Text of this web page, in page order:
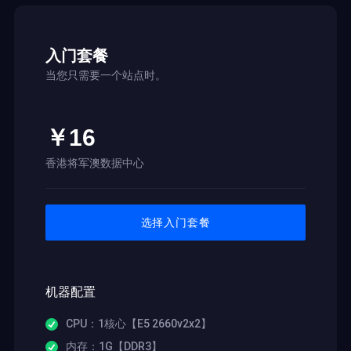
入门套餐
当您只需要一个站点时。
￥16
香港将军澳数据中心
选择入门套餐
机器配置
CPU：1核心【E5 2660v2x2】
内存：1G【DDR3】